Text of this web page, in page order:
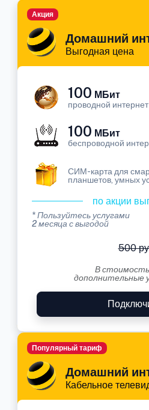
Домашний
Выгодная цена
Акция
100 МБит
проводной интернет
100 МБит
беспроводной
СИМ-карта для
планшетов, умных
по акции
* Пользуйтесь услугами
2 месяца с выгодой
500
В
дополнительные
Домашний
Кабельное
Популярный тариф